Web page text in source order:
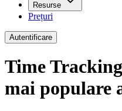
Resurse
Prețuri
Autentificare
Time
mai populare